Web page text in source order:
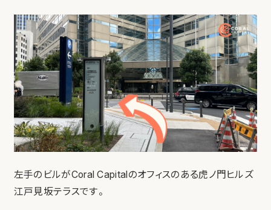
左手のビルがCoral Capitalのオフィスのある虎ノ門ヒルズ
江戸見坂テラスです。